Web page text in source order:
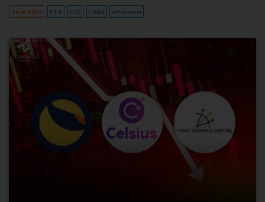
Tech & Biz FTX FED LUNA ethereum